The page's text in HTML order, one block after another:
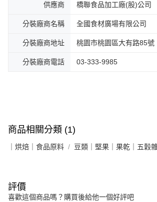
供應商 橋聯食品加工廠(股)公司
分裝廠商名稱 全國食材廣場有限公司
分裝廠商地址 桃園市桃園區大有路85號
分裝廠商電話 03-333-9985
商品相關分類 (1)
｜烘焙｜食品原料 豆類｜堅果｜果乾｜五穀
評價
喜歡這個商品嗎？購買後給他一個好評吧